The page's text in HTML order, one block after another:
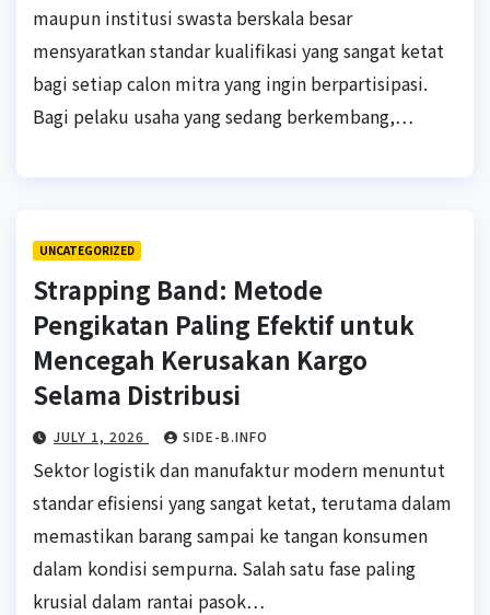
maupun institusi swasta berskala besar
mensyaratkan standar kualifikasi yang sangat ketat
bagi setiap calon mitra yang ingin berpartisipasi.
Bagi pelaku usaha yang sedang berkembang,…
UNCATEGORIZED
Strapping Band: Metode
Pengikatan Paling Efektif untuk
Mencegah Kerusakan Kargo
Selama Distribusi
JULY 1, 2026 SIDE-B.INFO
Sektor logistik dan manufaktur modern menuntut
standar efisiensi yang sangat ketat, terutama dalam
memastikan barang sampai ke tangan konsumen
dalam kondisi sempurna. Salah satu fase paling
krusial dalam rantai pasok…